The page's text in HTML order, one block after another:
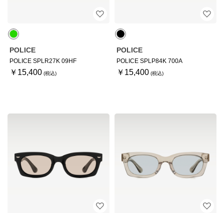
POLICE
POLICE SPLR27K 09HF
￥15,400
POLICE
POLICE SPLP84K 700A
￥15,400